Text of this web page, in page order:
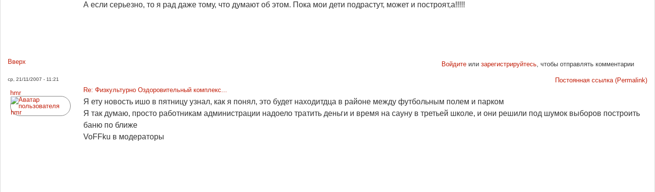
А если серьезно, то я рад даже тому, что думают об этом. Пока мои дети подрастут, может и построят,а!!!!!
Вверх Войдитеили зарегистрируйтесь, чтобы отправлять комментарии
ср, 21/11/2007 - 11:21
Постоянная ссылка (Permalink)
hmr
Re: Физкультурно Оздоровительный комплекс...
Я ету новость ишо в пятницу узнал, как я понял, это будет находитдца в районе между футбольным полем и парком
Я так думаю, просто работникам администрации надоело тратить деньги и время на сауну в третьей школе, и они решили под шумок выборов построить
баню по ближе
VoFFku в модераторы